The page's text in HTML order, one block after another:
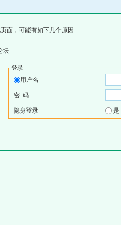
面，可能有如下几个原因:
坛
登录
用户名
密 码
隐身登录